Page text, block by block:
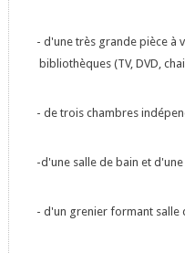
- d'une très grande pièce à
bibliothèques (TV, DVD,
- de trois chambres
-d'une salle de bain et
- d'un grenier formant salle